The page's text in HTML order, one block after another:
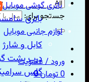
جستجو برای:
ورود / عضویت
تومان0
باتری گوشی موبایل
باتری سامسونگ
لوازم جانبی موبایل
کابل و شارژ
درب پشت گوشی
گلس سرامیکی